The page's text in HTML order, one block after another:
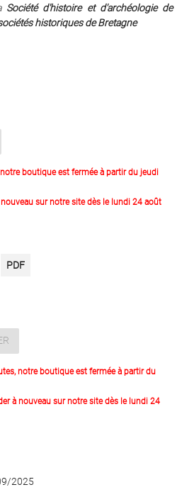
Société d'histoire et d'archéologie de
historiques de Bretagne
boutique est fermée à partir du jeudi
sur notre site dès le lundi 24 août
PDF
notre boutique est fermée à partir du
à nouveau sur notre site dès le lundi 24
2025